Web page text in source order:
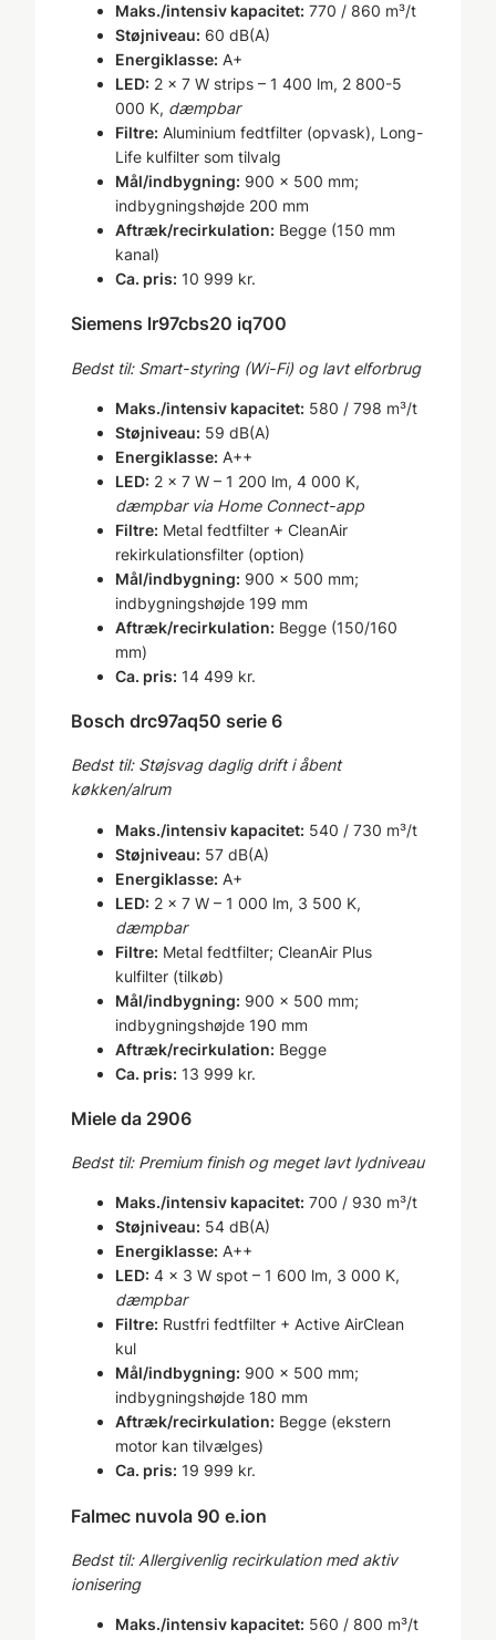
Maks./intensiv kapacitet: 770 / 860 m³/t
Støjniveau: 60 dB(A)
Energiklasse: A+
LED: 2 × 7 W strips – 1 400 lm, 2 800-5
000 K, dæmpbar
Filtre: Aluminium fedtfilter (opvask), Long-
Life kulfilter som tilvalg
Mål/indbygning: 900 × 500 mm;
indbygningshøjde 200 mm
Aftræk/recirkulation: Begge (150 mm
kanal)
Ca. pris: 10 999 kr.
Siemens lr97cbs20 iq700
Bedst til: Smart-styring (Wi-Fi) og lavt elforbrug
Maks./intensiv kapacitet: 580 / 798 m³/t
Støjniveau: 59 dB(A)
Energiklasse: A++
LED: 2 × 7 W – 1 200 lm, 4 000 K,
dæmpbar via Home Connect-app
Filtre: Metal fedtfilter + CleanAir
rekirkulationsfilter (option)
Mål/indbygning: 900 × 500 mm;
indbygningshøjde 199 mm
Aftræk/recirkulation: Begge (150/160
mm)
Ca. pris: 14 499 kr.
Bosch drc97aq50 serie 6
Bedst til: Støjsvag daglig drift i åbent
køkken/alrum
Maks./intensiv kapacitet: 540 / 730 m³/t
Støjniveau: 57 dB(A)
Energiklasse: A+
LED: 2 × 7 W – 1 000 lm, 3 500 K,
dæmpbar
Filtre: Metal fedtfilter; CleanAir Plus
kulfilter (tilkøb)
Mål/indbygning: 900 × 500 mm;
indbygningshøjde 190 mm
Aftræk/recirkulation: Begge
Ca. pris: 13 999 kr.
Miele da 2906
Bedst til: Premium finish og meget lavt lydniveau
Maks./intensiv kapacitet: 700 / 930 m³/t
Støjniveau: 54 dB(A)
Energiklasse: A++
LED: 4 × 3 W spot – 1 600 lm, 3 000 K,
dæmpbar
Filtre: Rustfri fedtfilter + Active AirClean
kul
Mål/indbygning: 900 × 500 mm;
indbygningshøjde 180 mm
Aftræk/recirkulation: Begge (ekstern
motor kan tilvælges)
Ca. pris: 19 999 kr.
Falmec nuvola 90 e.ion
Bedst til: Allergivenlig recirkulation med aktiv
ionisering
Maks./intensiv kapacitet: 560 / 800 m³/t